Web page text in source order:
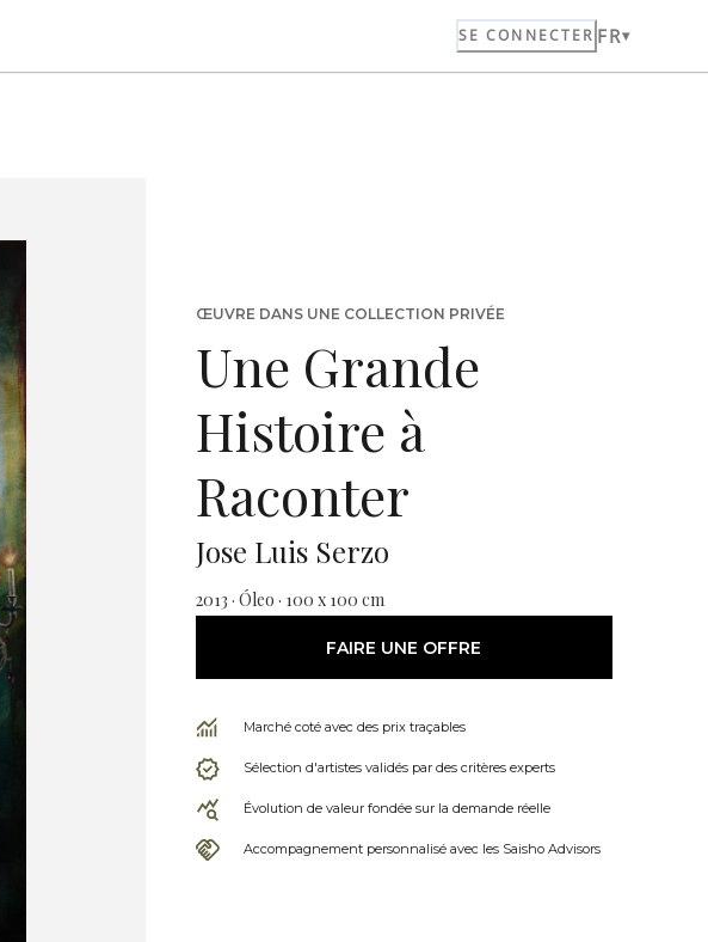
SE CONNECTER FR
ŒUVRE DANS UNE COLLECTION PRIVÉE
Une Grande
Histoire à
Raconter
Jose Luis Serzo
2013 · Óleo · 100 x 100 cm
FAIRE UNE OFFRE
Marché coté avec des prix traçables
Sélection d'artistes validés par des critères experts
Évolution de valeur fondée sur la demande réelle
Accompagnement personnalisé avec les Saisho Advisors